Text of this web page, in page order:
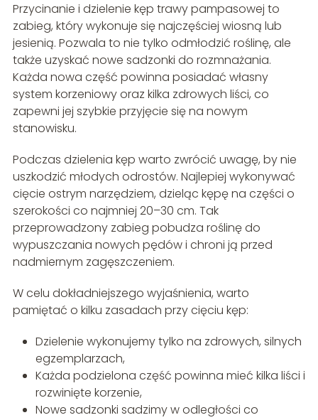
Przycinanie i dzielenie kęp trawy pampasowej to
zabieg, który wykonuje się najczęściej wiosną lub
jesienią. Pozwala to nie tylko odmłodzić roślinę, ale
także uzyskać nowe sadzonki do rozmnażania.
Każda nowa część powinna posiadać własny
system korzeniowy oraz kilka zdrowych liści, co
zapewni jej szybkie przyjęcie się na nowym
stanowisku.
Podczas dzielenia kęp warto zwrócić uwagę, by nie
uszkodzić młodych odrostów. Najlepiej wykonywać
cięcie ostrym narzędziem, dzieląc kępę na części o
szerokości co najmniej 20–30 cm. Tak
przeprowadzony zabieg pobudza roślinę do
wypuszczania nowych pędów i chroni ją przed
nadmiernym zagęszczeniem.
W celu dokładniejszego wyjaśnienia, warto
pamiętać o kilku zasadach przy cięciu kęp:
Dzielenie wykonujemy tylko na zdrowych, silnych
egzemplarzach,
Każda podzielona część powinna mieć kilka liści i
rozwinięte korzenie,
Nowe sadzonki sadzimy w odległości co